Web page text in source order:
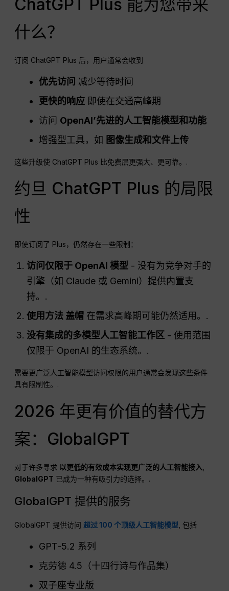
ChatGPT Plus 能为您带来
什么？
订阅 ChatGPT Plus 后，用户通常会收到
优先访问 减少等待时间
更快的响应 即使在交通高峰期
访问 OpenAI’先进的人工智能模型和功能
增强型工具，如 图像生成和文件上传
这些升级使 ChatGPT Plus 比免费层更强大、更可靠。.
约旦 ChatGPT Plus 的局限
性
即使订阅了 Plus，仍然存在一些限制：
访问仅限于 OpenAI 模型 - 没有为竞争对手的
引擎（如 Claude 或 Gemini）提供内置支
持。.
使用方法 盖帽 在需求高峰期可能仍然适用。.
没有集成的多模型人工智能工作区 - 使用范围
仅限于 OpenAI 的生态系统。.
需要更广泛人工智能模型访问权限的用户通常会发现这些条件
具有限制性。.
2026 年更有价值的替代方
案：GlobalGPT
对于许多寻求 以更低的有效成本实现更广泛的人工智能接入
GlobalGPT 已成为一种有吸引力的选择。.
GlobalGPT 提供的服务
GlobalGPT 提供访问 超过 100 个顶级人工智能模型 , 包括
GPT-5.2 系列
克劳德 4.5（十四行诗与作品集）
双子座专业版